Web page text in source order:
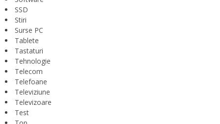
SSD
Stiri
Surse PC
Tablete
Tastaturi
Tehnologie
Telecom
Telefoane
Televiziune
Televizoare
Test